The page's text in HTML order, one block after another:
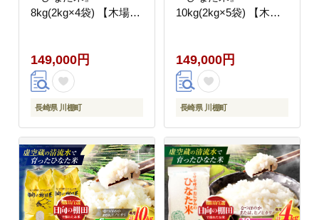
8kg(2kg×4袋) 【木場中
149,000円
長崎県 川棚町
10kg(2kg×5袋) 【木場
149,000円
長崎県 川棚町